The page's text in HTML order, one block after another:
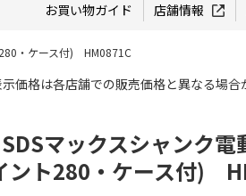
お買い物ガイド 店舗情報
・ケース付) HM0871C
価格は各店舗での販売価格と異なる場合
マックスシャンク電
ント280・ケース付)